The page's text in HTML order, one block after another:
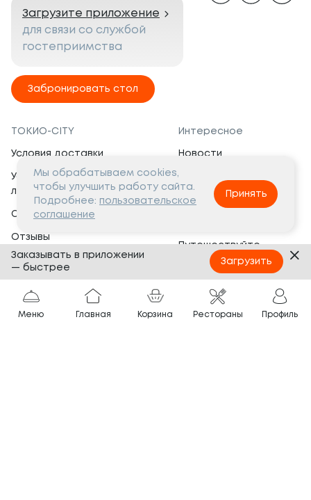
Загрузите приложение
для связи со службой
гостеприимства
Забронировать стол
ТОКИО-CITY
Условия доставки
Условия программы
лояльности
Сертификаты
Отзывы
Банкеты
Вопросы и ответы
Интересное
Новости
Вакансии
Социальная жизнь
Путешествуйте
с ТОКИО-CITY
Партнёрам
Франшиза
Меню Главная Корзина Рестораны Профиль
Мы обрабатываем cookies,
чтобы улучшить работу сайта.
Подробнее: пользовательское
соглашение
Принять
Заказывать в приложении
— быстрее
Загрузить